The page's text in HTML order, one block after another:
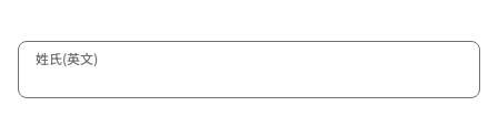
姓氏(英文)